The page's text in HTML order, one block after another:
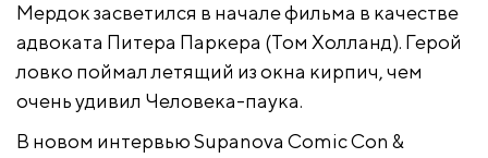
Мердок засветился в начале фильма в качестве
адвоката Питера Паркера (Том Холланд). Герой
ловко поймал летящий из окна кирпич, чем
очень удивил Человека-паука.
В новом интервью Supanova Comic Con &